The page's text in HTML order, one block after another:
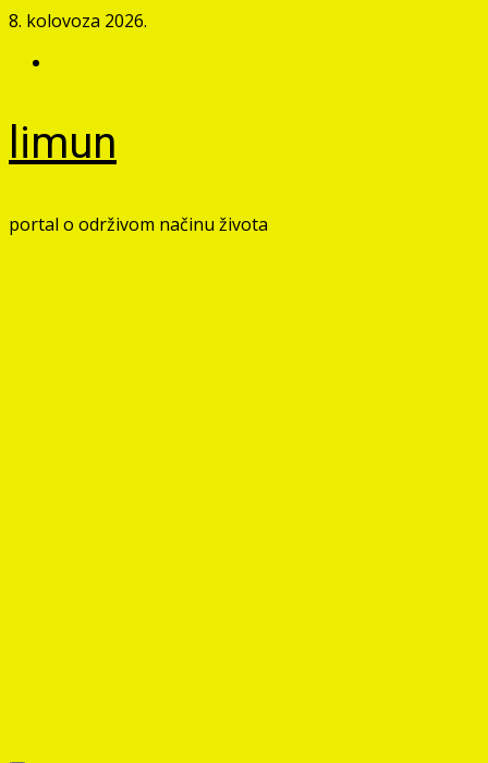
Skip
content
8. kolovoza 2026.
limun
portal o održivom načinu života